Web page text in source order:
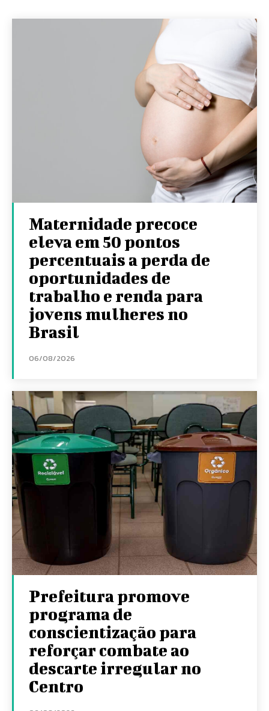
Maternidade precoce
eleva em 50 pontos
percentuais a perda de
oportunidades de
trabalho e renda para
jovens mulheres no
Brasil
06/08/2026
Prefeitura promove
programa de
conscientização para
reforçar combate ao
descarte irregular no
Centro